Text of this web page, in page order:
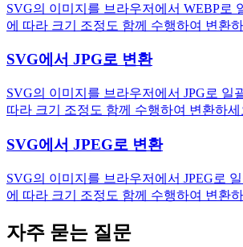
SVG의 이미지를 브라우저에서 WEBP로
에 따라 크기 조정도 함께 수행하여 변환
SVG에서 JPG로 변환
SVG의 이미지를 브라우저에서 JPG로 일
따라 크기 조정도 함께 수행하여 변환하세
SVG에서 JPEG로 변환
SVG의 이미지를 브라우저에서 JPEG로
에 따라 크기 조정도 함께 수행하여 변환
자주 묻는 질문